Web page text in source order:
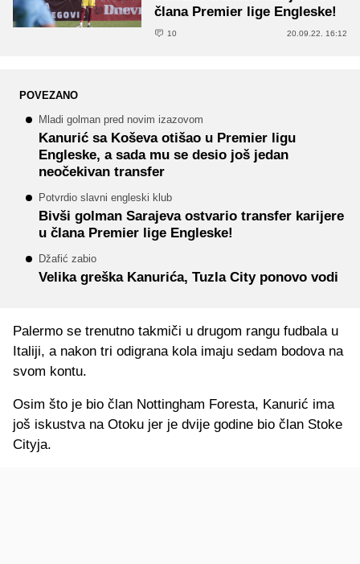
člana Premier lige Engleske!
10 20.09.22. 16:12
POVEZANO
Mladi golman pred novim izazovom
Kanurić sa Koševa otišao u Premier ligu
Engleske, a sada mu se desio još jedan
neočekivan transfer
Potvrdio slavni engleski klub
Bivši golman Sarajeva ostvario transfer karijere
u člana Premier lige Engleske!
Džafić zabio
Velika greška Kanurića, Tuzla City ponovo vodi
Palermo se trenutno takmiči u drugom rangu fudbala u
Italiji, a nakon tri odigrana kola imaju sedam bodova na
svom kontu.
Osim što je bio član Nottingham Foresta, Kanurić ima
još iskustva na Otoku jer je dvije godine bio član Stoke
Cityja.